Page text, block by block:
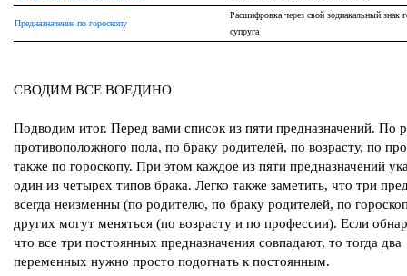
Предназначение по гороскопу
Расшифровка через свой зодиакальный знак
супруга
СВОДИМ ВСЕ ВОЕДИНО
Подводим итог. Перед вами список из пяти предназначений. По
противоположного пола, по браку родителей, по возрасту, по
также по гороскопу. При этом каждое из пяти предназначений
один из четырех типов брака. Легко также заметить, что три
всегда неизменны (по родителю, по браку родителей, по
других могут меняться (по возрасту и по профессии). Если
что все три постоянных предназначения совпадают, то тогда два
переменных нужно просто подогнать к постоянным.